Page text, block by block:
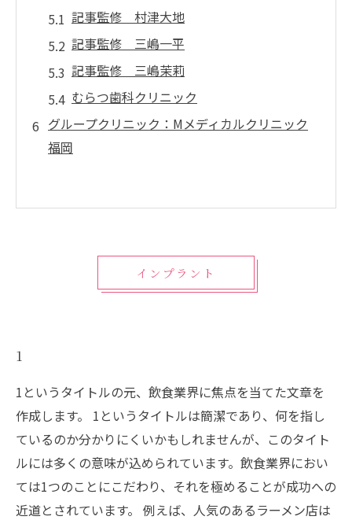
記事監修 村津大地
記事監修 三嶋一平
記事監修 三嶋茉莉
むらつ歯科クリニック
グループクリニック：Mメディカルクリニック
福岡
インプラント
1
1というタイトルの元、飲食業界に焦点を当てた文章を
作成します。 1というタイトルは簡潔であり、何を指し
ているのか分かりにくいかもしれませんが、このタイト
ルには多くの意味が込められています。飲食業界におい
ては1つのことにこだわり、それを極めることが成功への
近道とされています。 例えば、人気のあるラーメン店は